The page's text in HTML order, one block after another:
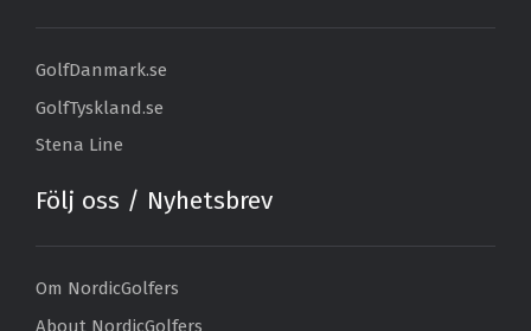
GolfDanmark.se
GolfTyskland.se
Stena Line
Följ oss / Nyhetsbrev
Om NordicGolfers
About NordicGolfers